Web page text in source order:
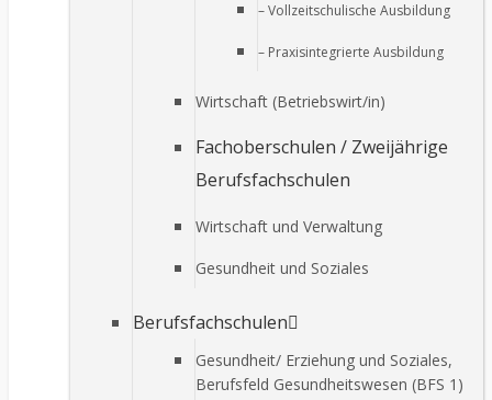
– Vollzeitschulische Ausbildung
– Praxisintegrierte Ausbildung
Wirtschaft (Betriebswirt/in)
Fachoberschulen / Zweijährige
Berufsfachschulen
Wirtschaft und Verwaltung
Gesundheit und Soziales
Berufsfachschulen
Gesundheit/ Erziehung und Soziales,
Berufsfeld Gesundheitswesen (BFS 1)